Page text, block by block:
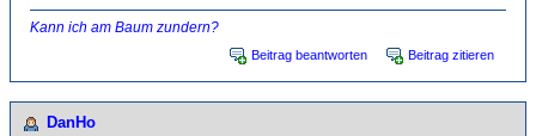
Kann ich am Baum zundern?
Beitrag beantworten Beitrag zitieren
DanHo